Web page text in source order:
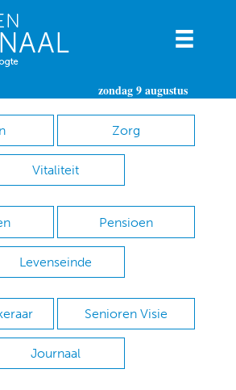
zondag 9 augustus
Zorg
Vitaliteit
Pensioen
Levenseinde
Senioren Visie
Journaal